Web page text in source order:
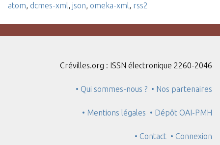
atom dcmes-xml json omeka-xml rss2
Crévilles.org : ISSN électronique 2260-2046
• Qui sommes-nous ? • Nos partenaires
• Mentions légales • Dépôt OAI-PMH
• Contact • Connexion